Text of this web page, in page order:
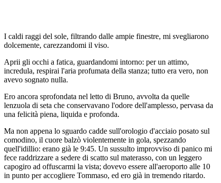
I caldi raggi del sole, filtrando dalle ampie finestre, mi svegliarono
dolcemente, carezzandomi il viso.
Aprii gli occhi a fatica, guardandomi intorno: per un attimo,
incredula, respirai l'aria profumata della stanza; tutto era vero, non
avevo sognato nulla.
Ero ancora sprofondata nel letto di Bruno, avvolta da quelle
lenzuola di seta che conservavano l'odore dell'amplesso, pervasa da
una felicità piena, liquida e profonda.
Ma non appena lo sguardo cadde sull'orologio d'acciaio posato sul
comodino, il cuore balzò violentemente in gola, spezzando
quell'idillio: erano già le 9:45. Un sussulto improvviso di panico mi
fece raddrizzare a sedere di scatto sul materasso, con un leggero
capogiro ad offuscarmi la vista; dovevo essere all'aeroporto alle 10
in punto per accogliere Tommaso, ed ero già in tremendo ritardo.